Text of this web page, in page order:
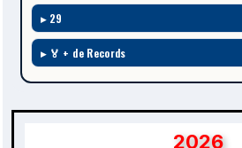
29
🏅 + de Records
2026